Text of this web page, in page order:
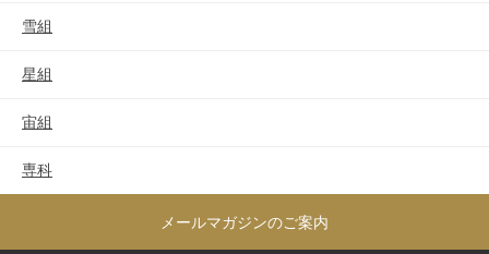
雪組
星組
宙組
専科
メールマガジンのご案内